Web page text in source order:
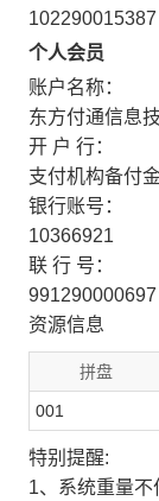
102290015387
个人会员
账户名称：
东方付通信息
开 户 行：
支付机构备付
银行账号：
10366921
联 行 号：
991290000697
资源信息
拼盘
001
特别提醒:
1、系统重量